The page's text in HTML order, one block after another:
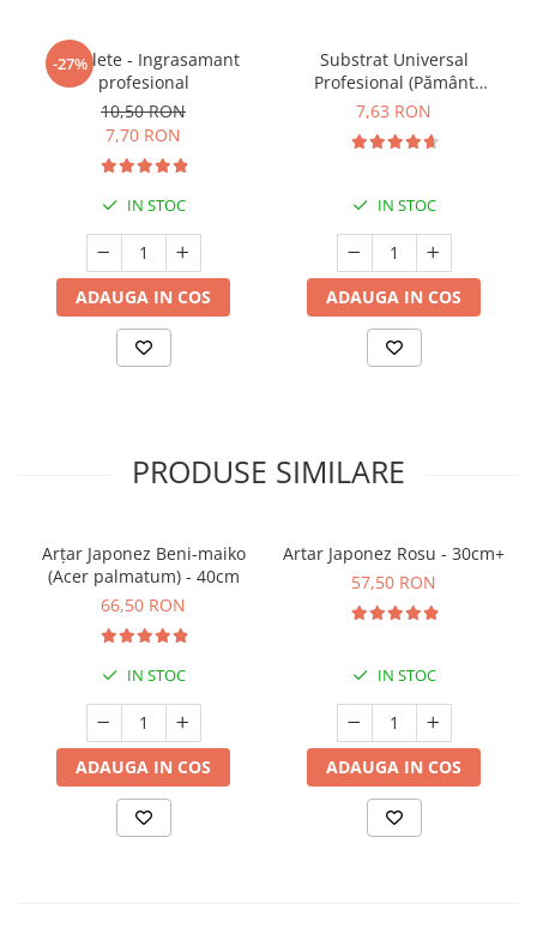
-27%
5 Tablete - Ingrasamant
profesional
10,50 RON
7,70 RON
IN STOC
ADAUGA IN COS
Substrat Universal
Profesional (Pământ
Premium) - 5 L
7,63 RON
IN STOC
ADAUGA IN COS
PRODUSE SIMILARE
Arțar Japonez Beni-maiko
(Acer palmatum) - 40cm
66,50 RON
IN STOC
ADAUGA IN COS
Artar Japonez Rosu - 30cm+
57,50 RON
IN STOC
ADAUGA IN COS